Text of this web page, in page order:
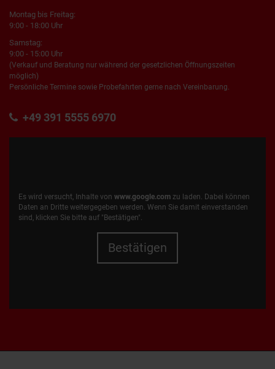
Montag bis Freitag:
9:00 - 18:00 Uhr
Samstag:
9:00 - 15:00 Uhr
(Verkauf und Beratung nur während der gesetzlichen Öffnungszeiten
möglich)
Persönliche Termine sowie Probefahrten gerne nach Vereinbarung.
+49 391 5555 6970
Es wird versucht, Inhalte von www.google.com zu laden. Dabei können
Daten an Dritte weitergegeben werden. Wenn Sie damit einverstanden
sind, klicken Sie bitte auf "Bestätigen".
Bestätigen